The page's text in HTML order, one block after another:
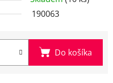
190063
Do košíka